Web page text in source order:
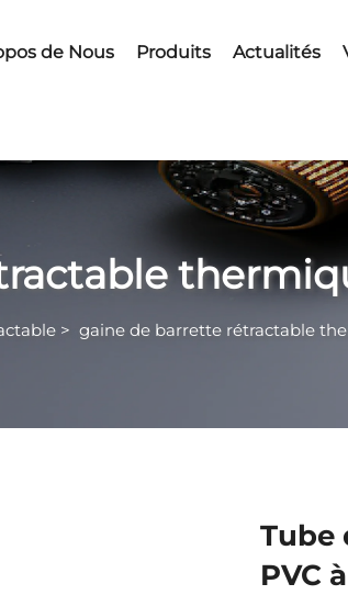
de Nous Produits Actualités
> gaine de barrette rétractable
Tube
PVC